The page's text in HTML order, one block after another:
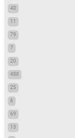
40
11
79
7
20
488
25
6
69
13